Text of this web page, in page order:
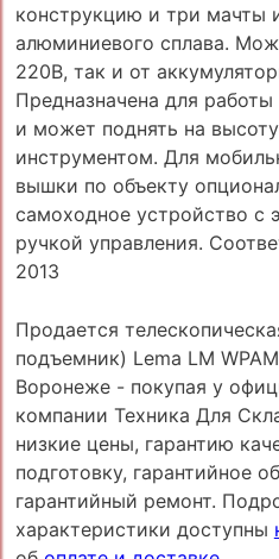
конструкцию и три мачты
алюминиевого сплава.
220В, так и от
Предназначена для
и может поднять на
инструментом. Для
вышки по объекту
самоходное устройство с
ручкой управления.
2013
Продается
подъемник) Lema LM
Воронеже - покупая у
компании Техника Для
низкие цены, гарантию
подготовку, гарантийное
гарантийный ремонт.
характеристики доступны